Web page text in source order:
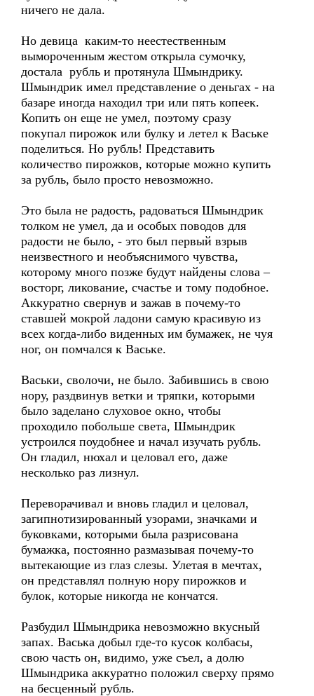
ничего не дала.
Но девица каким-то неестественным
вымороченным жестом открыла сумочку,
достала рубль и протянула Шмындрику.
Шмындрик имел представление о деньгах - на
базаре иногда находил три или пять копеек.
Копить он еще не умел, поэтому сразу
покупал пирожок или булку и летел к Ваське
поделиться. Но рубль! Представить
количество пирожков, которые можно купить
за рубль, было просто невозможно.
Это была не радость, радоваться Шмындрик
толком не умел, да и особых поводов для
радости не было, - это был первый взрыв
неизвестного и необъяснимого чувства,
которому много позже будут найдены слова –
восторг, ликование, счастье и тому подобное.
Аккуратно свернув и зажав в почему-то
ставшей мокрой ладони самую красивую из
всех когда-либо виденных им бумажек, не чуя
ног, он помчался к Ваське.
Васьки, сволочи, не было. Забившись в свою
нору, раздвинув ветки и тряпки, которыми
было заделано слуховое окно, чтобы
проходило побольше света, Шмындрик
устроился поудобнее и начал изучать рубль.
Он гладил, нюхал и целовал его, даже
несколько раз лизнул.
Переворачивал и вновь гладил и целовал,
загипнотизированный узорами, значками и
буковками, которыми была разрисована
бумажка, постоянно размазывая почему-то
вытекающие из глаз слезы. Улетая в мечтах,
он представлял полную нору пирожков и
булок, которые никогда не кончатся.
Разбудил Шмындрика невозможно вкусный
запах. Васька добыл где-то кусок колбасы,
свою часть он, видимо, уже съел, а долю
Шмындрика аккуратно положил сверху прямо
на бесценный рубль.